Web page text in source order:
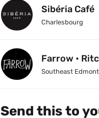
Sibéria Café
Charlesbourg
Farrow •
Southeast
Send this to